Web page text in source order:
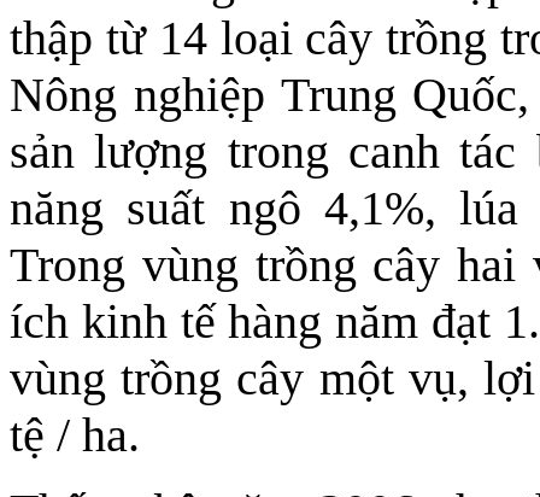
thập từ 14 loại cây trồng
Nông nghiệp Trung
sản lượng trong canh
năng suất ngô 4,1%,
Trong vùng trồng cây
ích kinh tế hàng năm đạt
vùng trồng cây một vụ,
tệ / ha.